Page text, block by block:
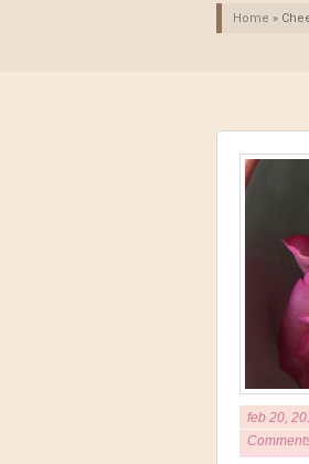
Home »
feb 20,